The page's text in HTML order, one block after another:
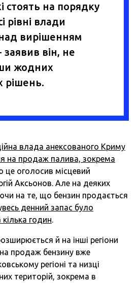
стоять на порядку
рівні влади
вирішенням
він, не
жодних
рішень.
влада анексованого Криму
на продаж палива, зокрема
це оголосив місцевий
Аксьонов. Але на деяких
на те, що бензин продається
денний запас було
годин.
й на інші регіони
продаж бензину вже
регіоні та низці
територій, зокрема в